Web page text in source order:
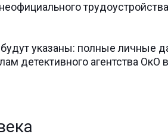
указаны: полные личные
детективного агентства